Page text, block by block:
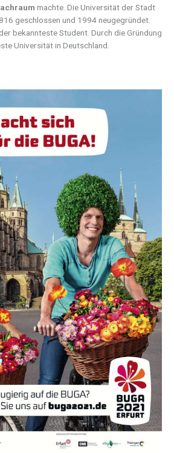
machte. Die Universität der Stadt
geschlossen und 1994 neugegründet.
bekannteste Student. Durch die Gründung
Universität in Deutschland.